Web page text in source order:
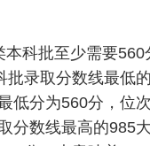
本科批至少需要560
批录取分数线最低
低分为560分，位
分数线最高的985